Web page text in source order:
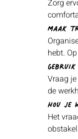
Zorg
Maak
hebt.
Vraag
de
Hou
Het